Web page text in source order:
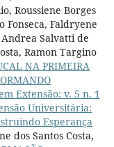
Roussiene Borges
Faldryene
Andrea Salvatti de
Ramon Targino
NA PRIMEIRA
Extensão: v. 5 n. 1
Universitária:
Esperança
dos Santos Costa,